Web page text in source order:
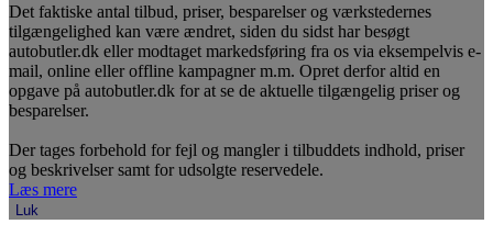
Det faktiske antal tilbud, priser, besparelser og værkstedernes
tilgængelighed kan være ændret, siden du sidst har besøgt
autobutler.dk eller modtaget markedsføring fra os via eksempelvis e-
mail, online eller offline kampagner m.m. Opret derfor altid en
opgave på autobutler.dk for at se de aktuelle tilgængelig priser og
besparelser.
Der tages forbehold for fejl og mangler i tilbuddets indhold, priser
og beskrivelser samt for udsolgte reservedele.
Læs mere
Luk